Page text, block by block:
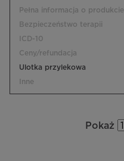
Pełna informacja o produkcie
Bezpieczeństwo terapii
ICD-10
Ceny/refundacja
Ulotka przylekowa
Inne
Pokaż